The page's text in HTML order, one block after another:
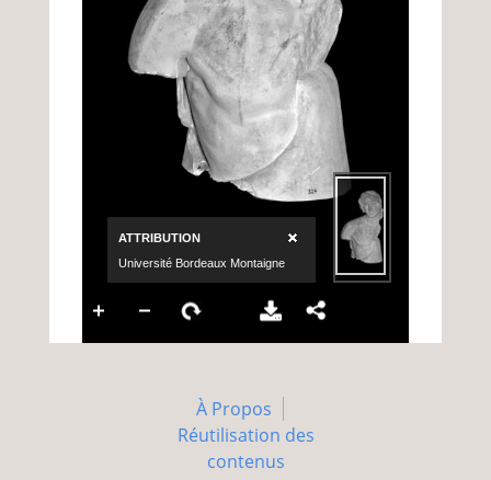
À Propos
Réutilisation des
contenus